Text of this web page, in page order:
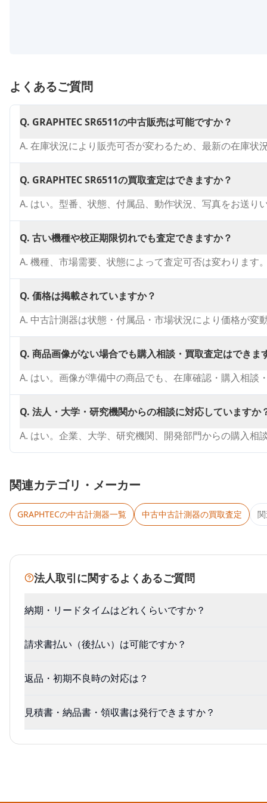
よくあるご質問
Q. GRAPHTEC SR6511の中古販売は可能ですか？
A. 在庫状況により販売可否が変わるため、最新の在庫状
Q. GRAPHTEC SR6511の買取査定はできますか？
A. はい。型番、状態、付属品、動作状況、写真をお送
Q. 古い機種や校正期限切れでも査定できますか？
A. 機種、市場需要、状態によって査定可否は変わります
Q. 価格は掲載されていますか？
A. 中古計測器は状態・付属品・市場状況により価格が変
Q. 商品画像がない場合でも購入相談・買取査定はできま
A. はい。画像が準備中の商品でも、在庫確認・購入相
Q. 法人・大学・研究機関からの相談に対応していますか
A. はい。企業、大学、研究機関、開発部門からの購入
関連カテゴリ・メーカー
GRAPHTECの中古計測器一覧 中古中古計測器の買取査定
法人取引に関するよくあるご質問
納期・リードタイムはどれくらいですか？
請求書払い（後払い）は可能ですか？
返品・初期不良時の対応は？
見積書・納品書・領収書は発行できますか？